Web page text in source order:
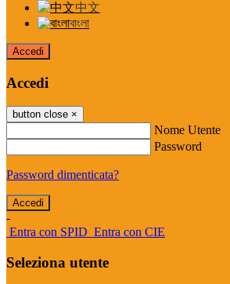
中文
বাংলা
Accedi
Accedi
button close ×
Nome Utente
Password
Password dimenticata?
-
Entra con SPID Entra con CIE
Seleziona utente